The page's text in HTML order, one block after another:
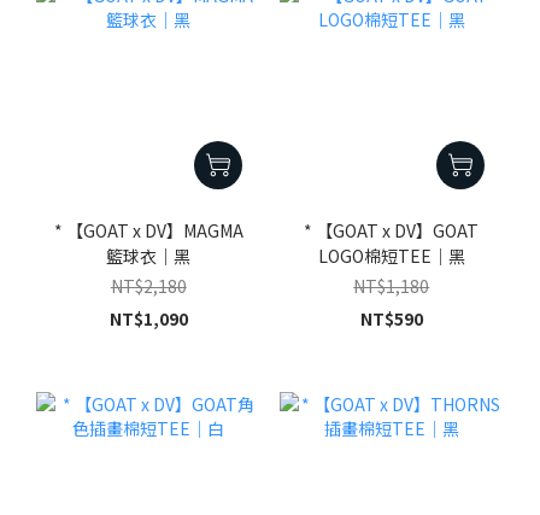
* 【GOAT x DV】MAGMA
籃球衣｜黑
NT$2,180
NT$1,090
* 【GOAT x DV】GOAT
LOGO棉短TEE｜黑
NT$1,180
NT$590